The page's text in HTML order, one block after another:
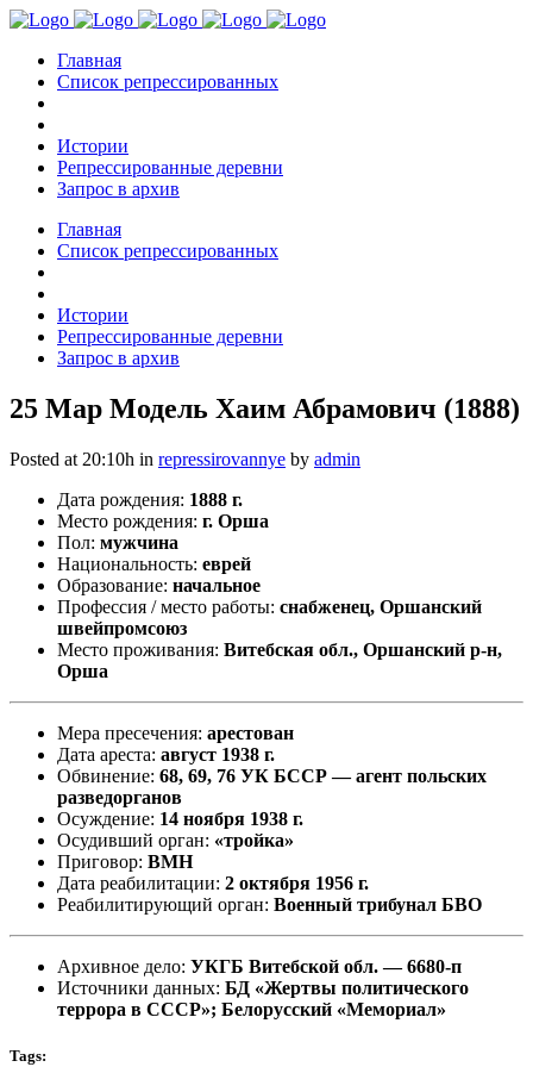
Главная
Список репрессированных
Истории
Репрессированные деревни
Запрос в архив
Главная
Список репрессированных
Истории
Репрессированные деревни
Запрос в архив
25 Мар Модель Хаим Абрамович (1888)
Posted at 20:10h in repressirovannye by admin
Дата рождения: 1888 г.
Место рождения: г. Орша
Пол: мужчина
Национальность: еврей
Образование: начальное
Профессия / место работы: снабженец, Оршанский
швейпромсоюз
Место проживания: Витебская обл., Оршанский р-н,
Орша
Мера пресечения: арестован
Дата ареста: август 1938 г.
Обвинение: 68, 69, 76 УК БССР — агент польских
разведорганов
Осуждение: 14 ноября 1938 г.
Осудивший орган: «тройка»
Приговор: ВМН
Дата реабилитации: 2 октября 1956 г.
Реабилитирующий орган: Военный трибунал БВО
Архивное дело: УКГБ Витебской обл. — 6680-п
Источники данных: БД «Жертвы политического
террора в СССР»; Белорусский «Мемориал»
Tags: